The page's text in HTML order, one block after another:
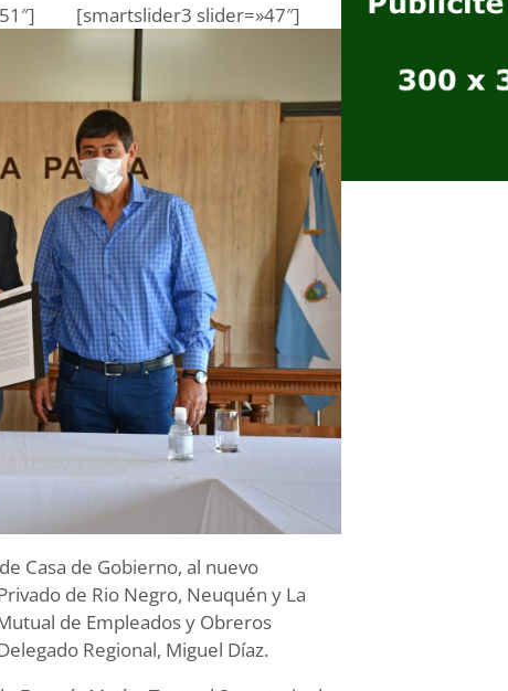
[smartslider3 slider=»47″]
Casa de Gobierno, al nuevo
de Rio Negro, Neuquén y La
de Empleados y Obreros
Regional, Miguel Díaz.